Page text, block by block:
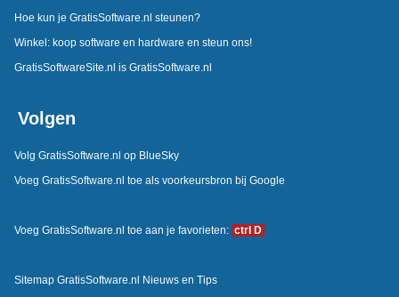
Hoe kun je GratisSoftware.nl steunen?
Winkel: koop software en hardware en steun ons!
GratisSoftwareSite.nl is GratisSoftware.nl
Volgen
Volg GratisSoftware.nl op BlueSky
Voeg GratisSoftware.nl toe als voorkeursbron bij Google
Voeg GratisSoftware.nl toe aan je favorieten: ctrl D
Sitemap GratisSoftware.nl Nieuws en Tips